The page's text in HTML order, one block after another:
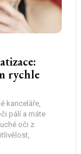
rychle
kanceláře,
pálí a máte
oči z